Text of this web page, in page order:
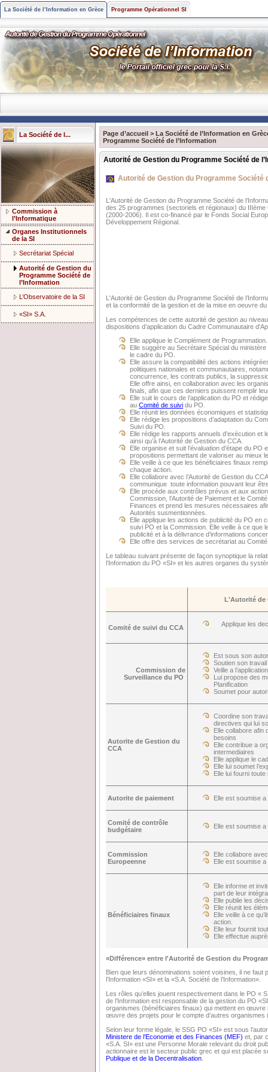
La Société de l’Information en Grèce Programme Opérationnel SI
La Société de l...
Commission à
l’Informatique
Organes Institutionnels
de la SI
Secrétariat Spécial
Autorité de Gestion du
Programme Société de
l’Information
L’Observatoire de la SI
«SI» S.A.
Page d’accueil > La Société de l’Information en
Programme Société de l’Information
Autorité de Gestion du Programme Société de
Autorité de Gestion du Programme Société
L'Autorité de Gestion du Programme Société de
des 25 programmes (sectoriels et régionaux) du IIIème
(2000-2006). Il est co-financé par le Fonds Social
Développement Régional.
L'Autorité de Gestion du Programme Société de
et la conformité de la gestion et de la mise en oeuvre
Les compétences de cette autorité de gestion au
dispositions d’application du Cadre Communautaire
Elle applique le Complément de Programmation.
Elle suggère au Secrétaire Spécial du
le cadre du PO.
Elle assure la compatibilité des actions
politiques nationales et communautaires,
concurrence, les contrats publics, la
Elle offre ainsi, en collaboration avec les
finals, afin que ces derniers puissent remplir
Elle suit le cours de l’application du PO et
au Comité de suivi du PO.
Elle réunit les données économiques et
Elle rédige les propositions d’adaptation du
Suivi du PO.
Elle rédige les rapports annuels d’exécution
ainsi qu’à l’Autorité de Gestion du CCA.
Elle organise et suit l’évaluation d’étape du
propositions permettant de valoriser au mieux
Elle veille à ce que les bénéficiaires finaux
chaque action.
Elle collabore avec l’Autorité de Gestion du
communique toute information pouvant leur
Elle procède aux contrôles prévus et aux
Commission, l’Autorité de Paiement et le
Finances et prend les mesures nécessaires
Autorités susmentionnées.
Elle applique les actions de publicité du PO en
suivi PO et la Commission. Elle veille à ce que
publicité et à la délivrance d’informations
Elle offre des services de secrétariat au
Le tableau suivant présente de façon synoptique la
l’Information du PO «SI» et les autres organes du
L'Autorité de
Comité de suivi du CCA Applique les
Commission de
Surveillance du PO
Est sous son
Soutien son
Veille a
Lui propose des
Planification
Soumet pour
Autorite de Gestion du
CCA
Coordine son
directives qui lui
Elle collabore afin
besoins
Elle contribue a
intermediaires
Elle applique le
Elle lui soumet
Elle lui fourni
Autorite de paiement Elle est soumise
Comité de contrôle
budgétaire
Elle est soumise
Commission
Europeenne
Elle collabore
Elle est soumise
Bénéficiaires finaux
Elle informe et
part de leur
Elle publie les
Elle réunit les
Elle veille à ce
action.
Elle leur fournit
Elle effectue
«Différence» entre l'Autorité de Gestion du
Bien que leurs dénominations soient voisines, il ne
l’Information «SI» et la «S.A. Société de l’Information».
Les rôles qu’elles jouent respectivement dans le PO «
de l’Information est responsable de la gestion du PO
organismes (bénéficiaires finaux) qui mettent en
œuvre des projets pour le compte d’autres
Selon leur forme légale, le SSG PO «SI» est sous
Ministere de l’Economie et des Finances (MEF) et, par
«S.A. SI» est une Personne Morale relevant du droit
actionnaire est le secteur public grec et qui est placée
Publique et de la Decentralisation